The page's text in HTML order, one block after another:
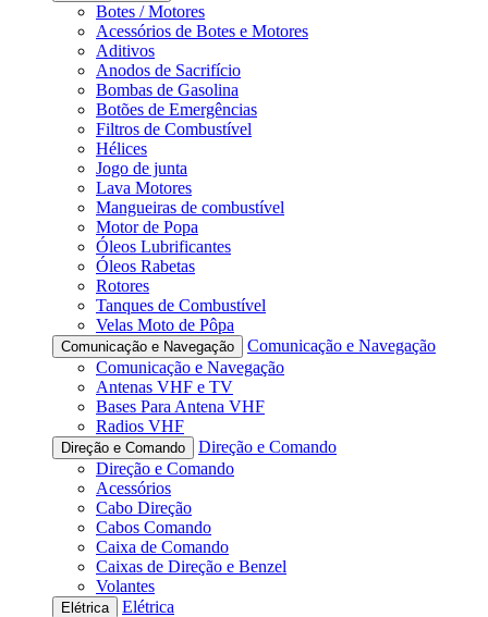
Botes / Motores
Acessórios de Botes e Motores
Aditivos
Anodos de Sacrifício
Bombas de Gasolina
Botões de Emergências
Filtros de Combustível
Hélices
Jogo de junta
Lava Motores
Mangueiras de combustível
Motor de Popa
Óleos Lubrificantes
Óleos Rabetas
Rotores
Tanques de Combustível
Velas Moto de Pôpa
Comunicação e Navegação
Comunicação e Navegação
Comunicação e Navegação
Antenas VHF e TV
Bases Para Antena VHF
Radios VHF
Direção e Comando
Direção e Comando
Direção e Comando
Acessórios
Cabo Direção
Cabos Comando
Caixa de Comando
Caixas de Direção e Benzel
Volantes
Elétrica
Elétrica